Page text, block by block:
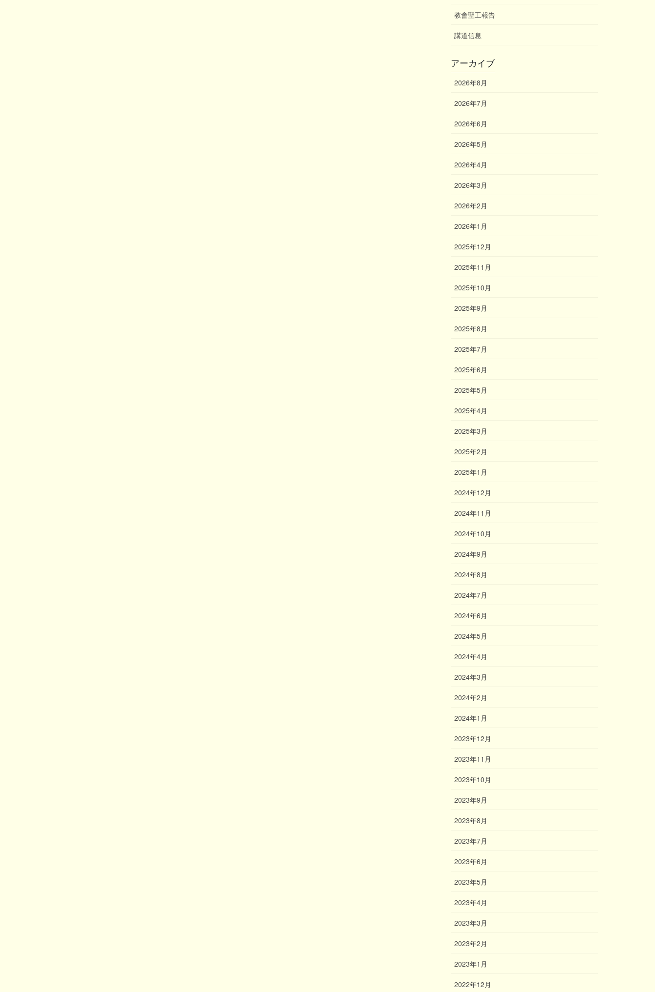
教會聖工報告
講道信息
アーカイブ
2026年8月
2026年7月
2026年6月
2026年5月
2026年4月
2026年3月
2026年2月
2026年1月
2025年12月
2025年11月
2025年10月
2025年9月
2025年8月
2025年7月
2025年6月
2025年5月
2025年4月
2025年3月
2025年2月
2025年1月
2024年12月
2024年11月
2024年10月
2024年9月
2024年8月
2024年7月
2024年6月
2024年5月
2024年4月
2024年3月
2024年2月
2024年1月
2023年12月
2023年11月
2023年10月
2023年9月
2023年8月
2023年7月
2023年6月
2023年5月
2023年4月
2023年3月
2023年2月
2023年1月
2022年12月